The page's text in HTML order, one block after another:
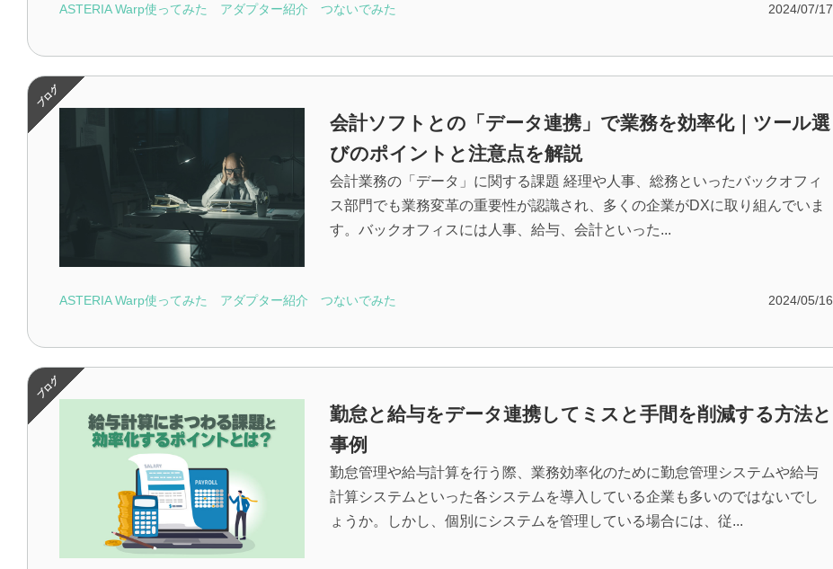
ASTERIA Warp使ってみた アダプター紹介 つないでみた 2024/07/17
会計ソフトとの「データ連携」で業務を効率化｜ツール選
びのポイントと注意点を解説
会計業務の「データ」に関する課題 経理や人事、総務といったバックオフィ
ス部門でも業務変革の重要性が認識され、多くの企業がDXに取り組んでいま
す。バックオフィスには人事、給与、会計といった...
ASTERIA Warp使ってみた アダプター紹介 つないでみた 2024/05/16
勤怠と給与をデータ連携してミスと手間を削減する方法と
事例
勤怠管理や給与計算を行う際、業務効率化のために勤怠管理システムや給与
計算システムといった各システムを導入している企業も多いのではないでし
ょうか。しかし、個別にシステムを管理している場合には、従...